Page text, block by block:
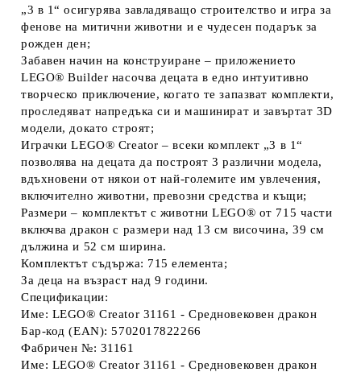
„3 в 1“ осигурява завладяващо строителство и игра за
фенове на митични животни и е чудесен подарък за
рожден ден;
Забавен начин на конструиране – приложението
LEGO® Builder насочва децата в едно интуитивно
творческо приключение, когато те запазват комплекти,
проследяват напредъка си и машинират и завъртат 3D
модели, докато строят;
Играчки LEGO® Creator – всеки комплект „3 в 1“
позволява на децата да построят 3 различни модела,
вдъхновени от някои от най-големите им увлечения,
включително животни, превозни средства и къщи;
Размери – комплектът с животни LEGO® от 715 части
включва дракон с размери над 13 см височина, 39 см
дължина и 52 см ширина.
Комплектът съдържа: 715 елемента;
За деца на възраст над 9 години.
Спецификации:
Име: LEGO® Creator 31161 - Средновековен дракон
Бар-код (EAN): 5702017822266
Фабричен №: 31161
Име: LEGO® Creator 31161 - Средновековен дракон